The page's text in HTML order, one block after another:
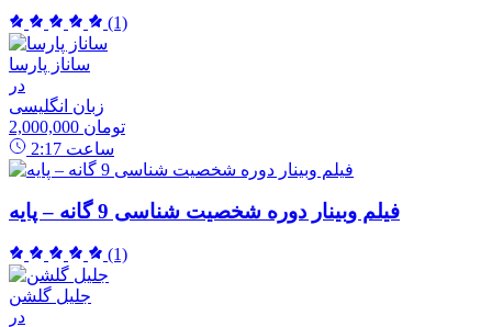
(1)
ساناز پارسا
در
زبان انگلیسی
2,000,000 تومان
2:17 ساعت
فیلم وبینار دوره شخصیت شناسی 9 گانه – پایه
(1)
جلیل گلشن
در